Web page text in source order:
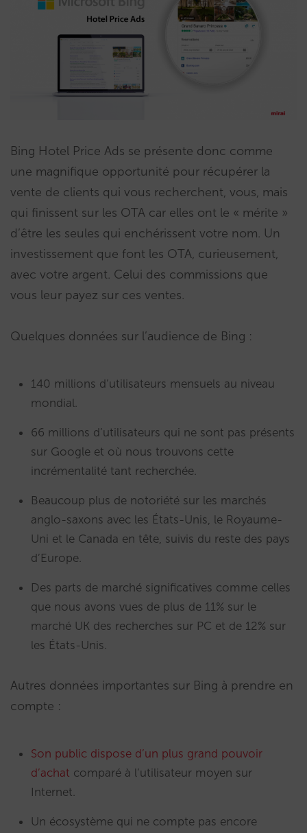
Bing Hotel Price Ads se présente donc comme
une magnifique opportunité pour récupérer la
vente de clients qui vous recherchent, vous, mais
qui finissent sur les OTA car elles ont le « mérite »
d’être les seules qui enchérissent votre nom. Un
investissement que font les OTA, curieusement,
avec votre argent. Celui des commissions que
vous leur payez sur ces ventes.
Quelques données sur l’audience de Bing :
140 millions d’utilisateurs mensuels au niveau
mondial.
66 millions d’utilisateurs qui ne sont pas présents
sur Google et où nous trouvons cette
incrémentalité tant recherchée.
Beaucoup plus de notoriété sur les marchés
anglo-saxons avec les États-Unis, le Royaume-
Uni et le Canada en tête, suivis du reste des pays
d’Europe.
Des parts de marché significatives comme celles
que nous avons vues de plus de 11% sur le
marché UK des recherches sur PC et de 12% sur
les États-Unis.
Autres données importantes sur Bing à prendre en
compte :
Son public dispose d’un plus grand pouvoir
d’achat comparé à l’utilisateur moyen sur
Internet.
Un écosystème qui ne compte pas encore